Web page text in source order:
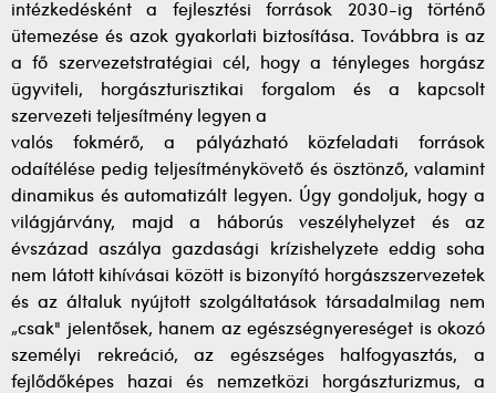
intézkedésként a fejlesztési források 2030-ig történő
ütemezése és azok gyakorlati biztosítása. Továbbra is az
a fő szervezetstratégiai cél, hogy a tényleges horgász
ügyviteli, horgászturisztikai forgalom és a kapcsolt
szervezeti teljesítmény legyen a
valós fokmérő, a pályázható közfeladati források
odaítélése pedig teljesítménykövető és ösztönző, valamint
dinamikus és automatizált legyen. Úgy gondoljuk, hogy a
világjárvány, majd a háborús veszélyhelyzet és az
évszázad aszálya gazdasági krízishelyzete eddig soha
nem látott kihívásai között is bizonyító horgászszervezetek
és az általuk nyújtott szolgáltatások társadalmilag nem
„csak" jelentősek, hanem az egészségnyereséget is okozó
személyi rekreáció, az egészséges halfogyasztás, a
fejlődőképes hazai és nemzetközi horgászturizmus, a